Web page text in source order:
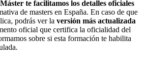
te facilitamos los detalles oficiales
de masters en España. En caso de que
podrás ver la versión más actualizada
oficial que certifica la oficialidad del
sobre si esta formación te habilita